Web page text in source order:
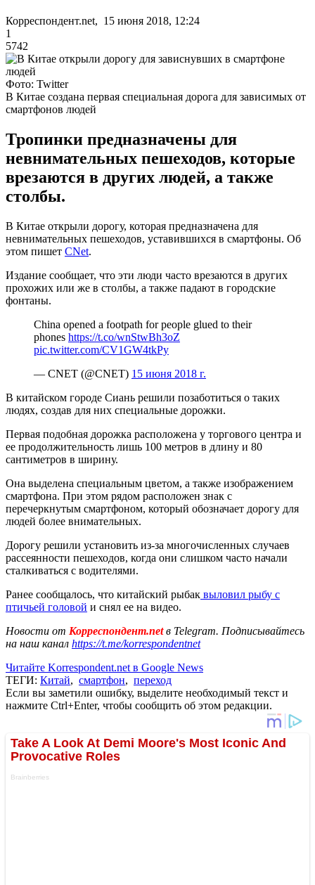
Корреспондент.net, 15 июня 2018, 12:24
1
5742
Фото: Twitter
В Китае создана первая специальная дорога для зависимых от
смартфонов людей
Тропинки предназначены для
невнимательных пешеходов, которые
врезаются в других людей, а также
столбы.
В Китае открыли дорогу, которая предназначена для
невнимательных пешеходов, уставившихся в смартфоны. Об
этом пишет CNet.
Издание сообщает, что эти люди часто врезаются в других
прохожих или же в столбы, а также падают в городские
фонтаны.
China opened a footpath for people glued to their
phones https://t.co/wnStwBh3oZ
pic.twitter.com/CV1GW4tkPy
— CNET (@CNET) 15 июня 2018 г.
В китайском городе Сиань решили позаботиться о таких
людях, создав для них специальные дорожки.
Первая подобная дорожка расположена у торгового центра и
ее продолжительность лишь 100 метров в длину и 80
сантиметров в ширину.
Она выделена специальным цветом, а также изображением
смартфона. При этом рядом расположен знак с
перечеркнутым смартфоном, который обозначает дорогу для
людей более внимательных.
Дорогу решили установить из-за многочисленных случаев
рассеянности пешеходов, когда они слишком часто начали
сталкиваться с водителями.
Ранее сообщалось, что китайский рыбак выловил рыбу с
птичьей головой и снял ее на видео.
Новости от Корреспондент.netв Telegram. Подписывайтесь
на наш канал https://t.me/korrespondentnet
Читайте Korrespondent.net в Google News
ТЕГИ: Китай, смартфон, переход
Если вы заметили ошибку, выделите необходимый текст и
нажмите Ctrl+Enter, чтобы сообщить об этом редакции.